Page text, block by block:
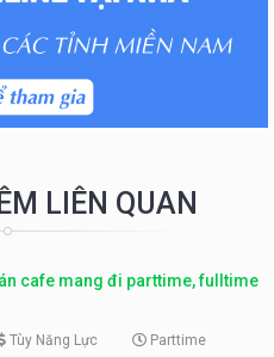
LIÊN QUAN
cafe mang đi parttime, fulltime
Tùy Năng Lực Parttime